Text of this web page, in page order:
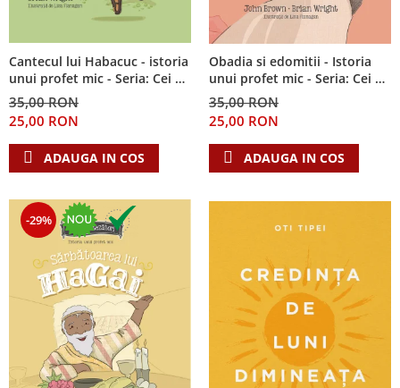
Cantecul lui Habacuc - istoria
unui profet mic - Seria: Cei 12
cutezatori
35,00 RON
25,00 RON
ADAUGA IN COS
Obadia si edomitii - Istoria
unui profet mic - Seria: Cei 12
cutezatori
35,00 RON
25,00 RON
ADAUGA IN COS
-29%